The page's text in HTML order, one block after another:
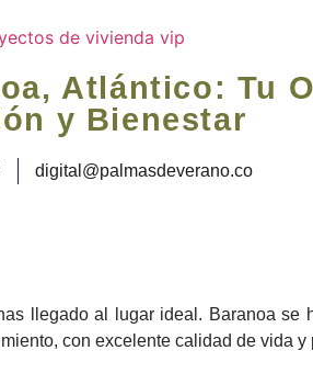
Atlántico: Tu
y Bienestar
digital@palmasdeverano.co
llegado al lugar ideal. Baranoa se
con excelente calidad de vida